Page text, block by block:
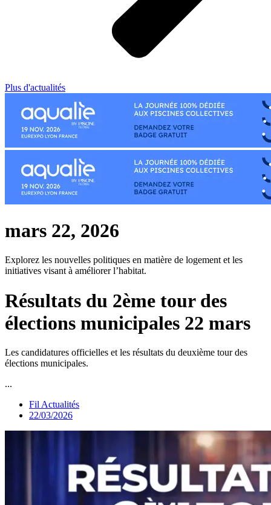
Plus d'actualités
mars 22, 2026
Explorez les nouvelles politiques en matière de logement et les
initiatives visant à améliorer l’habitat.
Résultats du 2ème tour des
élections municipales 22 mars
Les candidatures officielles et les résultats du deuxième tour des
élections municipales.
...
Fil Actualités
22/03/2026